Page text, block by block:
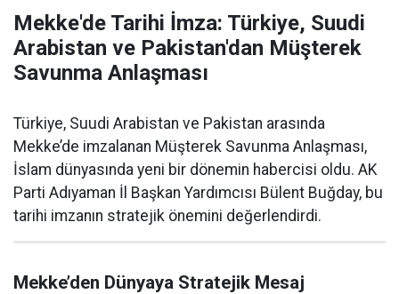
Mekke'de Tarihi İmza: Türkiye, Suudi
Arabistan ve Pakistan'dan Müşterek
Savunma Anlaşması
Türkiye, Suudi Arabistan ve Pakistan arasında
Mekke’de imzalanan Müşterek Savunma Anlaşması,
İslam dünyasında yeni bir dönemin habercisi oldu. AK
Parti Adıyaman İl Başkan Yardımcısı Bülent Buğday, bu
tarihi imzanın stratejik önemini değerlendirdi.
Mekke’den Dünyaya Stratejik Mesaj